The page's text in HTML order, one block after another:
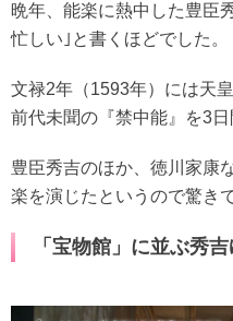
晩年、能楽に熱中した豊臣
忙しい｣と書くほどでした。
文禄2年（1593年）には天
前代未聞の『禁中能』を3
豊臣秀吉のほか、徳川家康
楽を演じたというので驚きで
「宝物館」に並ぶ秀